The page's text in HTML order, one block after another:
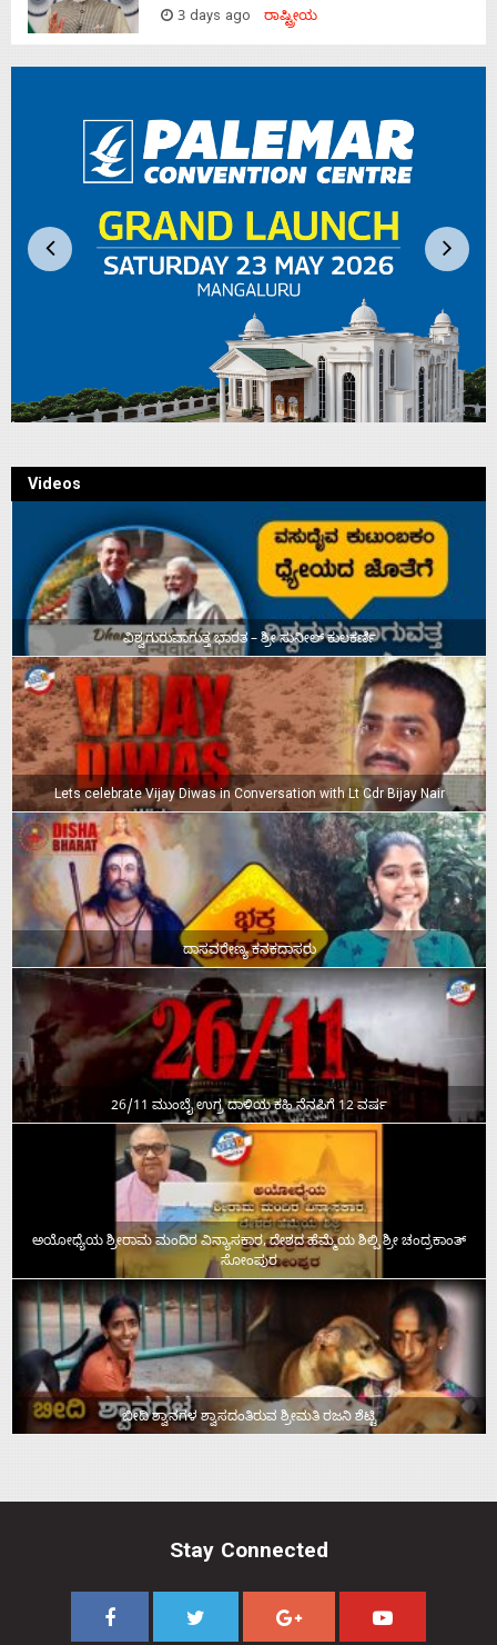
3 days ago ರಾಷ್ಟ್ರೀಯ
Videos
ವಿಶ್ವಗುರುವಾಗುತ್ತ ಭಾರತ – ಶ್ರೀ ಸುನೀಲ್‌ ಕುಲಕರ್ಣಿ
Lets celebrate Vijay Diwas in Conversation with Lt Cdr Bijay Nair
ದಾಸವರೇಣ್ಯ ಕನಕದಾಸರು
26/11 ಮುಂಬೈ ಉಗ್ರ ದಾಳಿಯ ಕಹಿ ನೆನಪಿಗೆ 12 ವರ್ಷ
ಅಯೋಧ್ಯೆಯ ಶ್ರೀರಾಮ ಮಂದಿರ ವಿನ್ಯಾಸಕಾರ, ದೇಶದ ಹೆಮ್ಮೆಯ ಶಿಲ್ಪಿ ಶ್ರೀ ಚಂದ್ರಕಾಂತ್‌
ಸೋಂಪುರ
ಬೀದಿ ಶ್ವಾನಗಳ ಶ್ವಾಸದಂತಿರುವ ಶ್ರೀಮತಿ ರಜನಿ ಶೆಟ್ಟಿ
Stay Connected